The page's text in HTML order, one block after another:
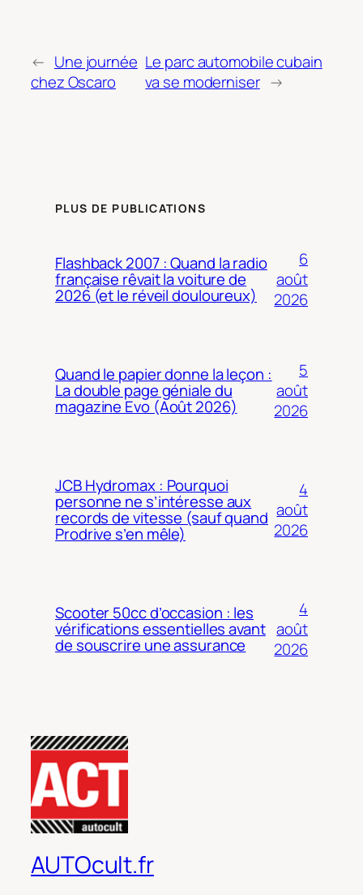
← Une journée
chez Oscaro
Le parc automobile cubain
va se moderniser →
PLUS DE PUBLICATIONS
Flashback 2007 : Quand la radio
française rêvait la voiture de
2026 (et le réveil douloureux)
6
août
2026
Quand le papier donne la leçon :
La double page géniale du
magazine Evo (Août 2026)
5
août
2026
JCB Hydromax : Pourquoi
personne ne s’intéresse aux
records de vitesse (sauf quand
Prodrive s’en mêle)
4
août
2026
Scooter 50cc d’occasion : les
vérifications essentielles avant
de souscrire une assurance
4
août
2026
AUTOcult.fr